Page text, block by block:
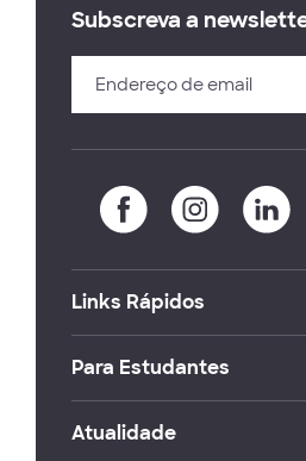
Subscreva a
Links Rápidos
Para Estudantes
Atualidade